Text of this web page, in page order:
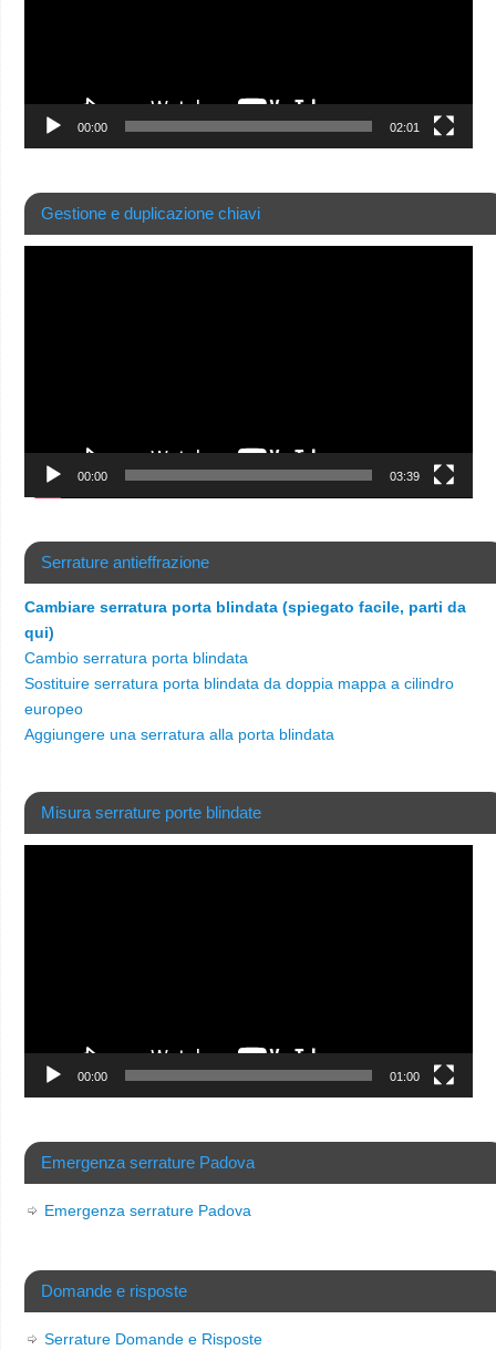
00:00 02:01
Gestione e duplicazione chiavi
00:00 03:39
Serrature antieffrazione
Cambiare serratura porta blindata (spiegato facile, parti da
qui)
Cambio serratura porta blindata
Sostituire serratura porta blindata da doppia mappa a cilindro
europeo
Aggiungere una serratura alla porta blindata
Misura serrature porte blindate
00:00 01:00
Emergenza serrature Padova
Emergenza serrature Padova
Domande e risposte
Serrature Domande e Risposte